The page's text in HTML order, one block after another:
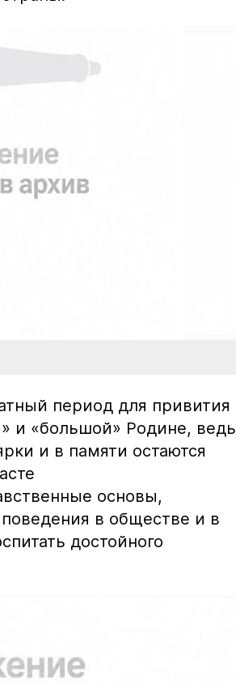
период для привития
и «большой» Родине, ведь
и в памяти остаются
основы,
в обществе и в
достойного